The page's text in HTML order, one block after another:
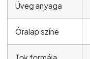
Üveg anyaga
Óralap színe